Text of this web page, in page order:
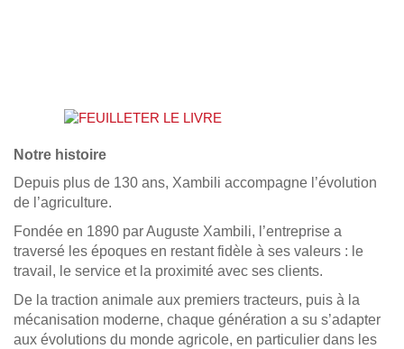
Notre histoire
Depuis plus de 130 ans, Xambili accompagne l’évolution
de l’agriculture.
Fondée en 1890 par Auguste Xambili, l’entreprise a
traversé les époques en restant fidèle à ses valeurs : le
travail, l e service et la proximité avec ses clients.
De la traction animale aux premiers tracteurs, puis à la
mécanisation moderne, chaque génération a su s’adapter
aux évolutions du monde agricole, en particulier dans les